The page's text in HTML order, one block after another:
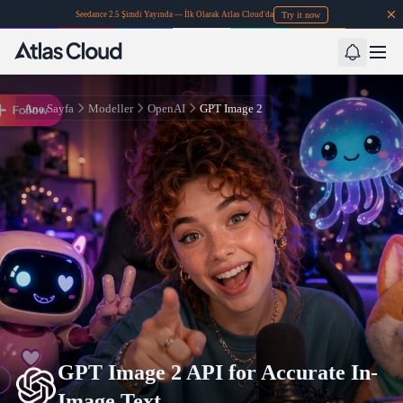
Seedance 2.5 Şimdi Yayında — İlk Olarak Atlas Cloud'da Try it now
Ana Sayfa Modeller OpenAI GPT Image 2
GPT Image 2 API for Accurate In-